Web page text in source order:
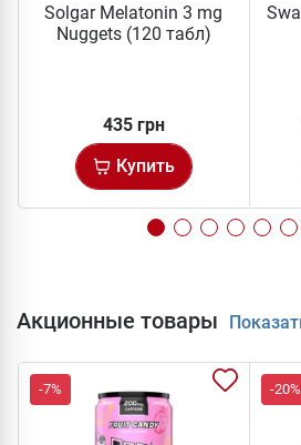
Solgar Melatonin 3 mg
Nuggets (120 табл)
435 грн
Купить
Акционные товары
-7% -20%